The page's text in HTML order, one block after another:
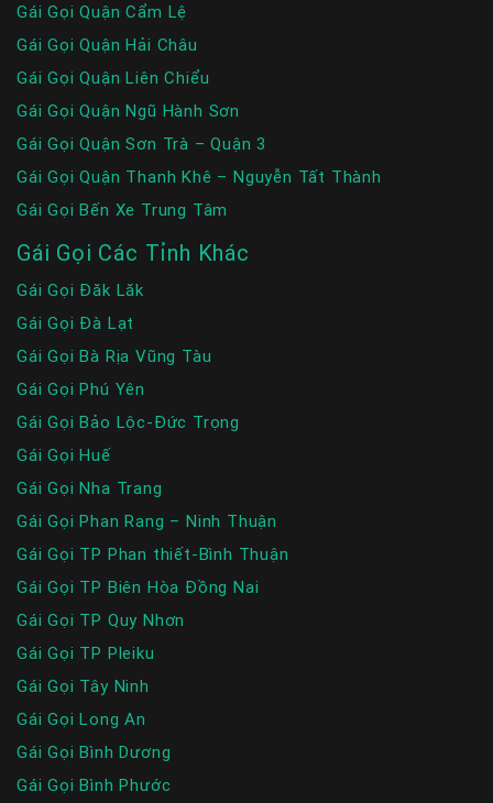
Gái Gọi Quận Cẩm Lệ
Gái Gọi Quận Hải Châu
Gái Gọi Quận Liên Chiểu
Gái Gọi Quận Ngũ Hành Sơn
Gái Gọi Quận Sơn Trà – Quận 3
Gái Gọi Quận Thanh Khê – Nguyễn Tất Thành
Gái Gọi Bến Xe Trung Tâm
Gái Gọi Các Tỉnh Khác
Gái Gọi Đăk Lăk
Gái Gọi Đà Lạt
Gái Gọi Bà Rịa Vũng Tàu
Gái Gọi Phú Yên
Gái Gọi Bảo Lộc-Đức Trọng
Gái Gọi Huế
Gái Gọi Nha Trang
Gái Gọi Phan Rang – Ninh Thuận
Gái Gọi TP Phan thiết-Bình Thuận
Gái Gọi TP Biên Hòa Đồng Nai
Gái Gọi TP Quy Nhơn
Gái Gọi TP Pleiku
Gái Gọi Tây Ninh
Gái Gọi Long An
Gái Gọi Bình Dương
Gái Gọi Bình Phước